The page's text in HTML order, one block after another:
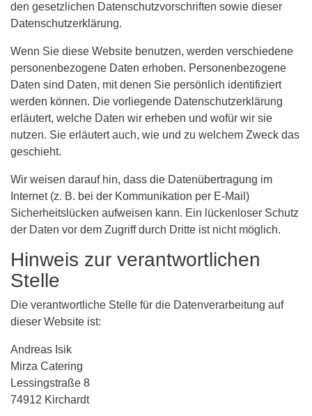
den gesetzlichen Datenschutzvorschriften sowie dieser
Datenschutzerklärung.
Wenn Sie diese Website benutzen, werden verschiedene
personenbezogene Daten erhoben. Personenbezogene
Daten sind Daten, mit denen Sie persönlich identifiziert
werden können. Die vorliegende Datenschutzerklärung
erläutert, welche Daten wir erheben und wofür wir sie
nutzen. Sie erläutert auch, wie und zu welchem Zweck das
geschieht.
Wir weisen darauf hin, dass die Datenübertragung im
Internet (z. B. bei der Kommunikation per E-Mail)
Sicherheitslücken aufweisen kann. Ein lückenloser Schutz
der Daten vor dem Zugriff durch Dritte ist nicht möglich.
Hinweis zur verantwortlichen
Stelle
Die verantwortliche Stelle für die Datenverarbeitung auf
dieser Website ist:
Andreas Isik
Mirza Catering
Lessingstraße 8
74912 Kirchardt